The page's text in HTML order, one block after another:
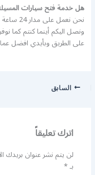
هل خدمة فتح سيارات
نحن
ونصل اليكم أينما كنتم كما
على الطريق وبأيدي افضل
السابق
اترك تعليقاً
لن يتم نشر عنوان بريدك
بـ*